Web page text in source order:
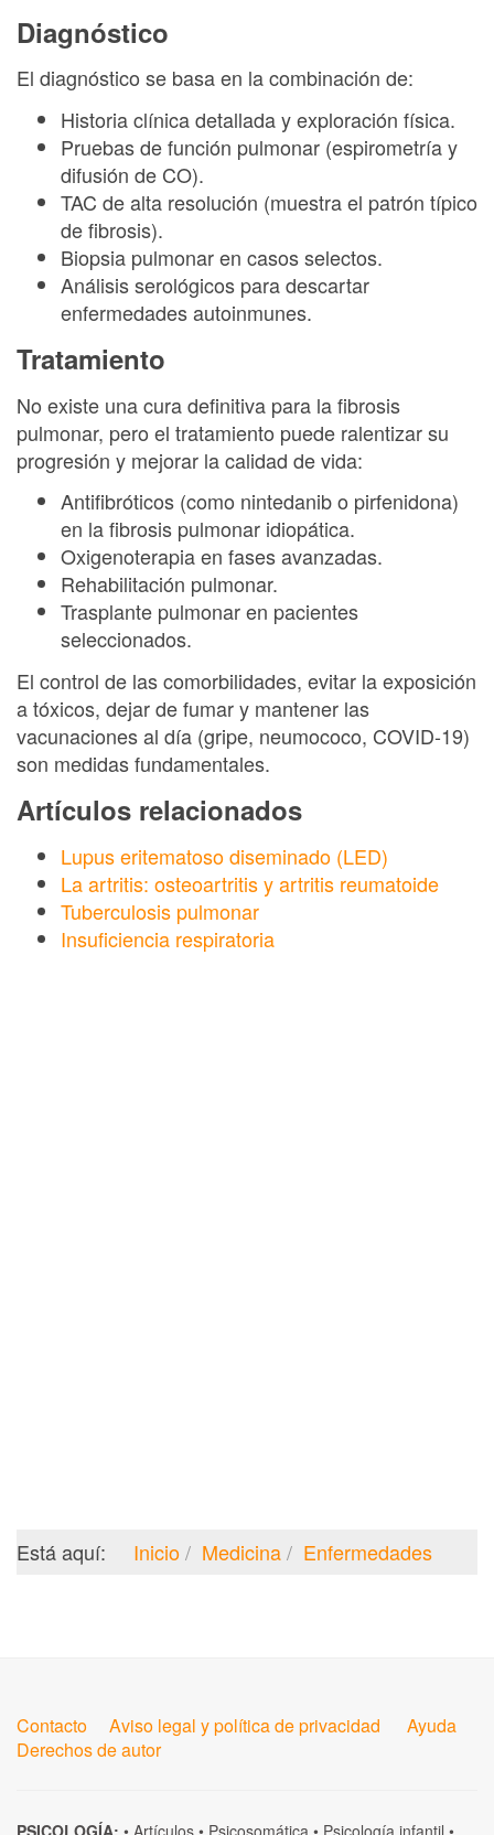
Diagnóstico
El diagnóstico se basa en la combinación de:
Historia clínica detallada y exploración física.
Pruebas de función pulmonar (espirometría y
difusión de CO).
TAC de alta resolución (muestra el patrón típico
de fibrosis).
Biopsia pulmonar en casos selectos.
Análisis serológicos para descartar
enfermedades autoinmunes.
Tratamiento
No existe una cura definitiva para la fibrosis
pulmonar, pero el tratamiento puede ralentizar su
progresión y mejorar la calidad de vida:
Antifibróticos (como nintedanib o pirfenidona)
en la fibrosis pulmonar idiopática.
Oxigenoterapia en fases avanzadas.
Rehabilitación pulmonar.
Trasplante pulmonar en pacientes
seleccionados.
El control de las comorbilidades, evitar la exposición
a tóxicos, dejar de fumar y mantener las
vacunaciones al día (gripe, neumococo, COVID-19)
son medidas fundamentales.
Artículos relacionados
Lupus eritematoso diseminado (LED)
La artritis: osteoartritis y artritis reumatoide
Tuberculosis pulmonar
Insuficiencia respiratoria
Está aquí: Inicio Medicina Enfermedades
Contacto Aviso legal y política de privacidad
Ayuda
Derechos de autor
PSICOLOGÍA: • Artículos • Psicosomática • Psicología infantil •